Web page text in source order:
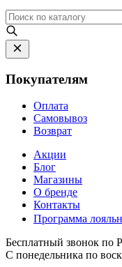
Покупателям
Оплата
Самовывоз
Возврат
Акции
Блог
Магазины
О бренде
Контакты
Программа
Бесплатный звонок по
С понедельника по